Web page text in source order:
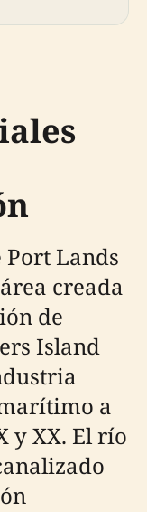
Lands
creada
de
Island
a
y XX. El río